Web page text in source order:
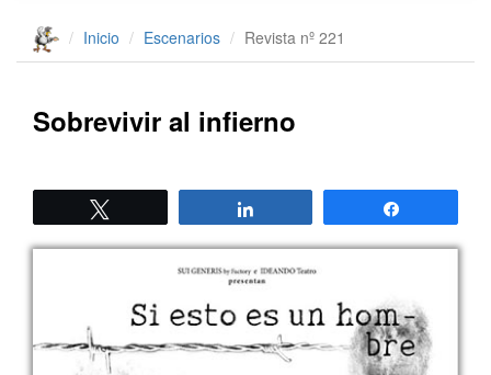
Inicio Escenarios Revista nº 221
Sobrevivir al infierno